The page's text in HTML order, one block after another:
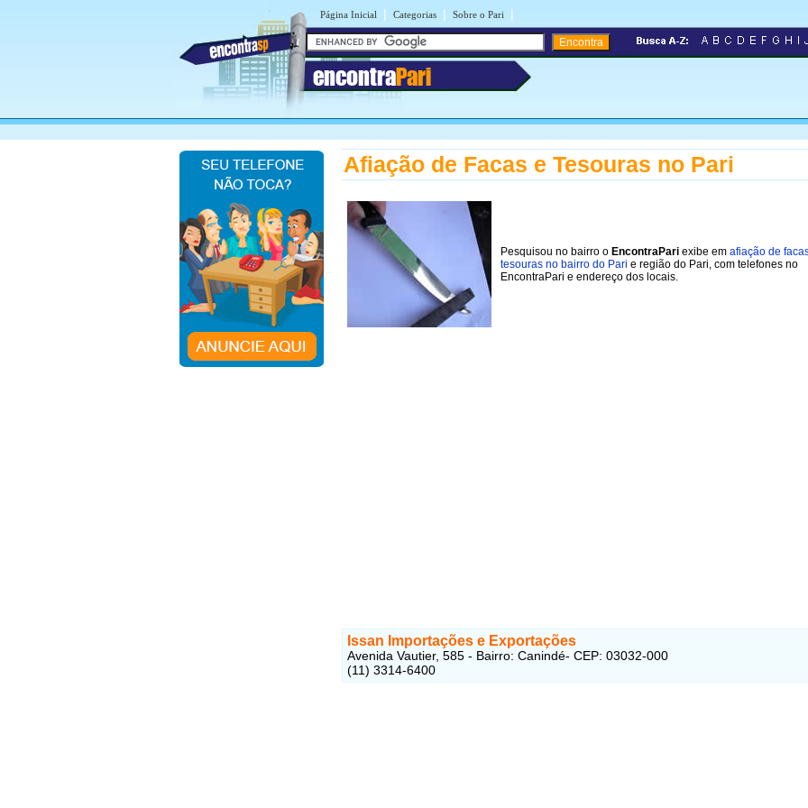
Página Inicial | Categorias | Sobre o Pari |
encontraPari
Afiação de Facas e Tesouras no Pari
Pesquisou no bairro o EncontraPari exibe em afiação de
tesouras no bairro do Pari e região do Pari, com telefones no
EncontraPari e endereço dos locais.
Issan Importações e Exportações
Avenida Vautier, 585 - Bairro: Canindé- CEP: 03032-000
(11) 3314-6400